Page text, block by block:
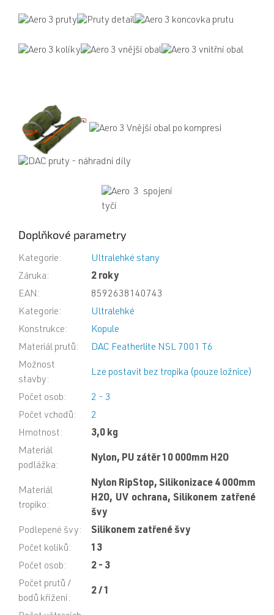
Doplňkové parametry
Kategorie:
Ultralehké stany
Záruka:
2 roky
EAN :
8592638140743
Kategorie:
Ultralehké
Konstrukce:
Kopule
Materiál prutů:
DAC Featherlite NSL 7001 T6
Možnost
stavby:
Lze postavit bez tropika (pouze ložnice)
Počet osob:
2 - 3
Počet vchodů:
2
Hmotnost:
3,0 kg
Materiál
podlážka:
Nylon, PU zátěr 10 000mm H2O
Materiál
tropiko:
Nylon RipStop, Silikonizace 4 000mm
H2O, UV ochrana, Silikonem zatřené
švy
Podlepené švy:
Silikonem zatřené švy
Počet kolíků:
13
Počet osob:
2 - 3
Počet prutů /
bodů křížení :
2 / 1